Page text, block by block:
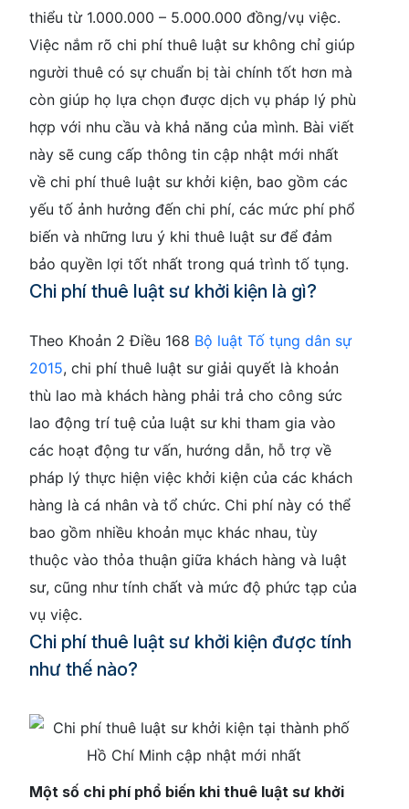
thiểu từ 1.000.000 – 5.000.000 đồng/vụ việc.
Việc nắm rõ chi phí thuê luật sư không chỉ giúp
người thuê có sự chuẩn bị tài chính tốt hơn mà
còn giúp họ lựa chọn được dịch vụ pháp lý phù
hợp với nhu cầu và khả năng của mình. Bài viết
này sẽ cung cấp thông tin cập nhật mới nhất
về chi phí thuê luật sư khởi kiện, bao gồm các
yếu tố ảnh hưởng đến chi phí, các mức phí phổ
biến và những lưu ý khi thuê luật sư để đảm
bảo quyền lợi tốt nhất trong quá trình tố tụng.
Chi phí thuê luật sư khởi kiện là gì?
Theo Khoản 2 Điều 168 Bộ luật Tố tụng dân sự
2015, chi phí thuê luật sư giải quyết là khoản
thù lao mà khách hàng phải trả cho công sức
lao động trí tuệ của luật sư khi tham gia vào
các hoạt động tư vấn, hướng dẫn, hỗ trợ về
pháp lý thực hiện việc khởi kiện của các khách
hàng là cá nhân và tổ chức. Chi phí này có thể
bao gồm nhiều khoản mục khác nhau, tùy
thuộc vào thỏa thuận giữa khách hàng và luật
sư, cũng như tính chất và mức độ phức tạp của
vụ việc.
Chi phí thuê luật sư khởi kiện được tính
như thế nào?
Một số chi phí phổ biến khi thuê luật sư khởi